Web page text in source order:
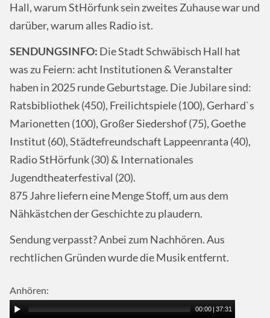
Hall, warum StHörfunk sein zweites Zuhause war und
darüber, warum alles Radio ist.
SENDUNGSINFO: Die Stadt Schwäbisch Hall hat
was zu Feiern: acht Institutionen & Veranstalter
haben in 2025 runde Geburtstage. Die Jubilare sind:
Ratsbibliothek (450), Freilichtspiele (100), Gerhard`s
Marionetten (100), Großer Siedershof (75), Goethe
Institut (60), Städtefreundschaft Lappeenranta (40),
Radio StHörfunk (30) & Internationales
Jugendtheaterfestival (20).
875 Jahre liefern eine Menge Stoff, um aus dem
Nähkästchen der Geschichte zu plaudern.
Sendung verpasst? Anbei zum Nachhören. Aus
rechtlichen Gründen wurde die Musik entfernt.
Anhören:
00:00 | 37:31